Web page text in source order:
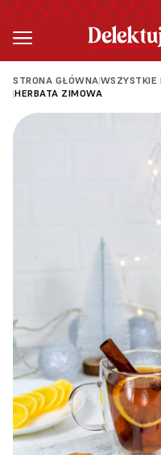
STRONA GŁÓWNA|WSZYSTKIE
|HERBATA ZIMOWA